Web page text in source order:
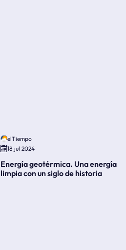
elTiempo
18 jul 2024
Energía geotérmica. Una energía
limpia con un siglo de historia